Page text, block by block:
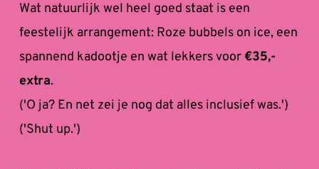
Wat natuurlijk wel heel goed staat is een
feestelijk arrangement: Roze bubbels on ice, een
spannend kadootje en wat lekkers voor €35,-
extra.
('O ja? En net zei je nog dat alles inclusief was.')
('Shut up.')